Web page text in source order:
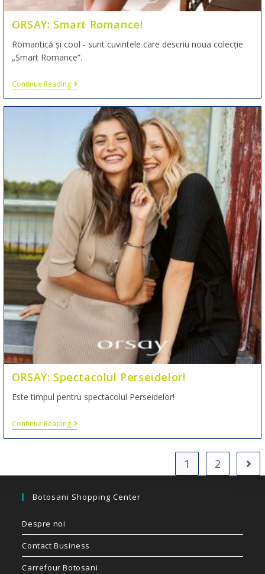
ORSAY: Smart Romance!
Romantică și cool - sunt cuvintele care descriu noua colecție
„Smart Romance”.
Continue Reading
ORSAY: Spectacolul Perseidelor!
Este timpul pentru spectacolul Perseidelor!
Continue Reading
1 2
Botosani Shopping Center
Despre noi
Contact Business
Carrefour Botosani